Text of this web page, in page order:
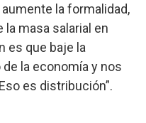
la formalidad,
masa salarial en
es que baje la
la economía y nos
es distribución”.